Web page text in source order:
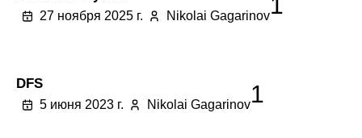
27 ноября 2025 г. Nikolai Gagarinov
DFS
5 июня 2023 г. Nikolai Gagarinov1